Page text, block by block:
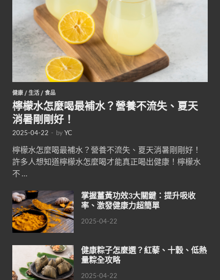
健康 / 生活 / 食品
檸檬水怎麼喝最補水？營養不流失、夏天
消暑剛剛好！
2025-04-22 - byYC
檸檬水怎麼喝最補水？營養不流失、夏天消暑剛剛好！
許多人想知道檸檬水怎麼喝才能真正喝出健康！檸檬水
不 …
掌握薑黃功效3大關鍵：提升吸收
率、激發健康力超簡單
2025-04-22
健康粽子怎麼選？紅藜、十穀、低熱
量粽全攻略
2025-04-22